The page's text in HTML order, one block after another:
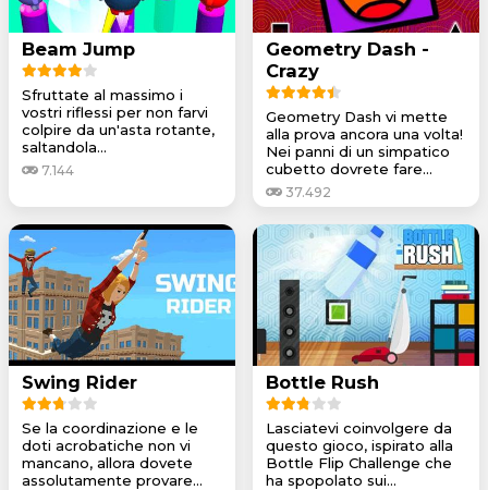
Beam Jump
Sfruttate al massimo i
vostri riflessi per non farvi
colpire da un'asta rotante,
saltandola...
7.144
Geometry Dash -
Crazy
Geometry Dash vi mette
alla prova ancora una volta!
Nei panni di un simpatico
cubetto dovrete fare...
37.492
Swing Rider
Se la coordinazione e le
doti acrobatiche non vi
mancano, allora dovete
assolutamente provare...
Bottle Rush
Lasciatevi coinvolgere da
questo gioco, ispirato alla
Bottle Flip Challenge che
ha spopolato sui...